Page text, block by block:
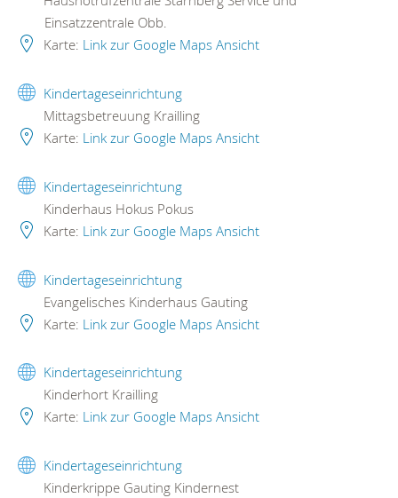
Einsatzzentrale Obb.
Karte: Link zur Google Maps Ansicht
Kindertageseinrichtung
Mittagsbetreuung Krailling
Karte: Link zur Google Maps Ansicht
Kindertageseinrichtung
Kinderhaus Hokus Pokus
Karte: Link zur Google Maps Ansicht
Kindertageseinrichtung
Evangelisches Kinderhaus Gauting
Karte: Link zur Google Maps Ansicht
Kindertageseinrichtung
Kinderhort Krailling
Karte: Link zur Google Maps Ansicht
Kindertageseinrichtung
Kinderkrippe Gauting Kindernest